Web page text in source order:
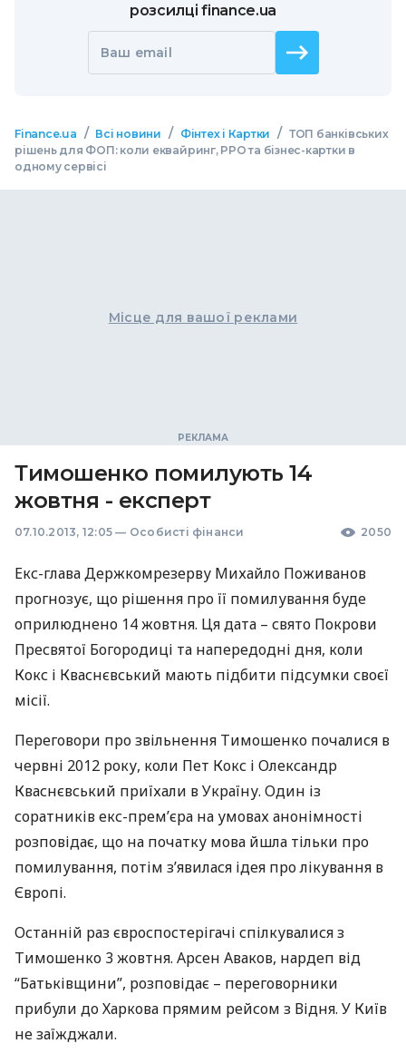
розсилці finance.ua
Ваш email
Finance.ua / Всі новини / Фінтех і Картки / ТОП банківських
рішень для ФОП: коли еквайринг, РРО та бізнес-картки в
одному сервісі
Місце для вашої реклами
Тимошенко помилують 14
жовтня - експерт
07.10.2013, 12:05 — Особисті фінанси 2050
Екс-глава Держкомрезерву Михайло Поживанов
прогнозує, що рішення про її помилування буде
оприлюднено 14 жовтня. Ця дата – свято Покрови
Пресвятої Богородиці та напередодні дня, коли
Кокс і Кваснєвський мають підбити підсумки своєї
місії.
Переговори про звільнення Тимошенко почалися в
червні 2012 року, коли Пет Кокс і Олександр
Кваснєвський приїхали в Україну. Один із
соратників екс-прем’єра на умовах анонімності
розповідає, що на початку мова йшла тільки про
помилування, потім з’явилася ідея про лікування в
Європі.
Останній раз євроспостерігачі спілкувалися з
Тимошенко 3 жовтня. Арсен Аваков, нардеп від
“Батьківщини”, розповідає – переговорники
прибули до Харкова прямим рейсом з Відня. У Київ
не заїжджали.